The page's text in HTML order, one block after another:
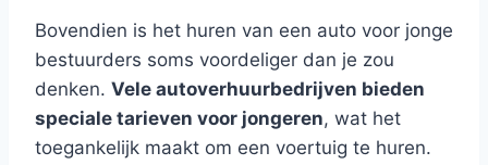
Bovendien is het huren van een auto voor jonge
bestuurders soms voordeliger dan je zou
denken. Vele autoverhuurbedrijven bieden
speciale tarieven voor jongeren, wat het
toegankelijk maakt om een voertuig te huren.